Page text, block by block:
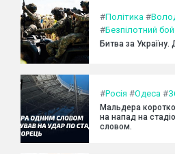
#Політика #
#Безпілотний
Битва за Україну.
#Росія #Одеса #
Мальдера
на напад на
словом.